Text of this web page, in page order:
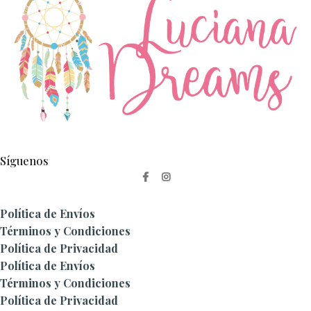
Síguenos
Política de Envíos
Términos y Condiciones
Política de Privacidad
Política de Envíos
Términos y Condiciones
Política de Privacidad